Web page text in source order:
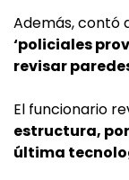
Además, contó
‘policiales
revisar
El funcionario
estructura,
última